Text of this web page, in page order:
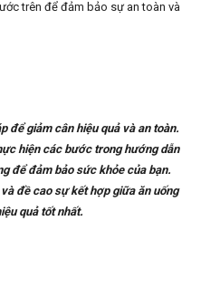
trên để đảm bảo sự an toàn và
để giảm cân hiệu quả và an toàn.
hiện các bước trong hướng dẫn
để đảm bảo sức khỏe của bạn.
đề cao sự kết hợp giữa ăn uống
quả tốt nhất.